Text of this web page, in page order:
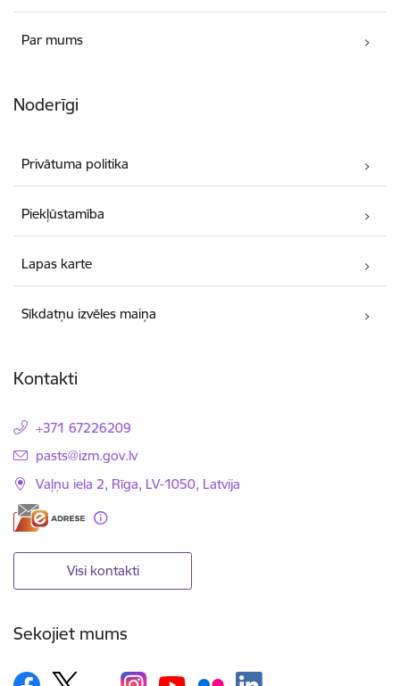
Par mums
Noderīgi
Privātuma politika
Piekļūstamība
Lapas karte
Sīkdatņu izvēles maiņa
Kontakti
+371 67226209
E-pasts:
pasts@izm.gov.lv
Vaļņu iela 2, Rīga, LV-1050, Latvija
Visi kontakti
Sekojiet mums